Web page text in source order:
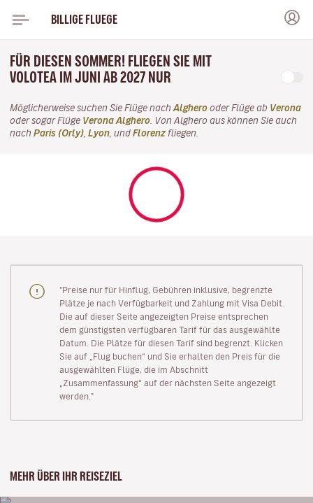
BILLIGE FLUEGE
FÜR DIESEN SOMMER! FLIEGEN SIE MIT
VOLOTEA IM JUNI AB 2027 NUR
Möglicherweise suchen Sie Flüge nach Alghero oder Flüge ab Verona
oder sogar Flüge Verona Alghero . Von Alghero aus können Sie auch
nach Paris (Orly) Lyon , und Florenz fliegen.
"Preise nur für Hinflug, Gebühren inklusive, begrenzte
Plätze je nach Verfügbarkeit und Zahlung mit Visa Debit.
Die auf dieser Seite angezeigten Preise entsprechen
dem günstigsten verfügbaren Tarif für das ausgewählte
Datum. Die Plätze für diesen Tarif sind begrenzt. Klicken
Sie auf „Flug buchen“ und Sie erhalten den Preis für die
ausgewählten Flüge, die im Abschnitt
„Zusammenfassung“ auf der nächsten Seite angezeigt
werden."
MEHR ÜBER IHR REISEZIEL